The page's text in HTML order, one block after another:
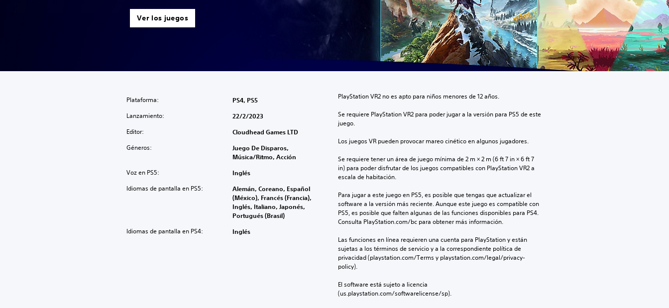
Ver los juegos
Plataforma: PS4, PS5
Lanzamiento: 22/2/2023
Editor: Cloudhead Games LTD
Géneros:
Juego De Disparos,
Música/Ritmo, Acción
Voz en PS5: Inglés
Idiomas de pantalla en PS5:
Alemán, Coreano, Español
(México), Francés (Francia),
Inglés, Italiano, Japonés,
Portugués (Brasil)
Idiomas de pantalla en PS4: Inglés
PlayStation VR2 no es apto para niños menores de 12 años.
Se requiere PlayStation VR2 para poder jugar a la versión para PS5 de este
juego.
Los juegos VR pueden provocar mareo cinético en algunos jugadores.
Se requiere tener un área de juego mínima de 2 m × 2 m (6 ft 7 in × 6 ft 7
in) para poder disfrutar de los juegos compatibles con PlayStation VR2 a
escala de habitación.
Para jugar a este juego en PS5, es posible que tengas que actualizar el
software a la versión más reciente. Aunque este juego es compatible con
PS5, es posible que falten algunas de las funciones disponibles para PS4.
Consulta PlayStation.com/bc para obtener más información.
Las funciones en línea requieren una cuenta para PlayStation y están
sujetas a los términos de servicio y a la correspondiente política de
privacidad (playstation.com/Terms y playstation.com/legal/privacy-
policy).
El software está sujeto a licencia
(us.playstation.com/softwarelicense/sp).